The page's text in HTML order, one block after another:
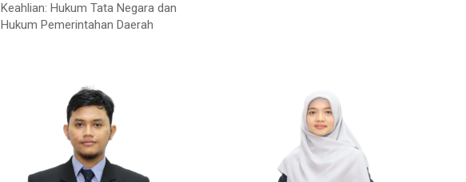
Keahlian: Hukum Tata Negara dan
Hukum Pemerintahan Daerah